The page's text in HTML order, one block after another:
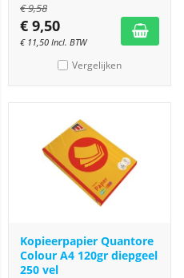
€9,58
€ 9,50
€ 11,50 Incl. BTW
Vergelijken
Kopieerpapier Quantore
Colour A4 120gr diepgeel
250 vel